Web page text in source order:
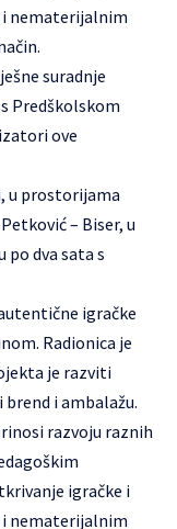
i nematerijalnim
suradnje
Predškolskom
ove
u prostorijama
– Biser, u
po dva sata s
igračke
Radionica je
je razviti
i ambalažu.
razvoju raznih
igračke i
i nematerijalnim